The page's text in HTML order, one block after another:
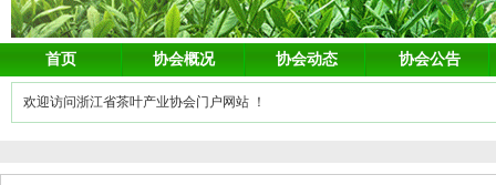
首页 协会概况 协会动态 协会公告
欢迎访问浙江省茶叶产业协会门户网站 ！